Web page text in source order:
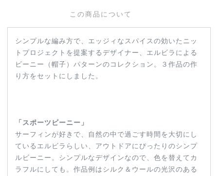
この商品について
シンプルな編み方で、エッジィなスパイスの効いたニッ
トプロジェクトを提案するデザイナー、エルビラによる
ビーニー（帽子）パターンのコレクション。３作品の作
り方をセットにしました。
「スポーツビーニー」
サーフィンが好きで、自然の中で過ごす時間を大切にし
ているエルビラらしい、アウトドアにぴったりのシンプ
ルビーニー。シンプルなデザインなので、色を替えてカ
ラフルにしても。作品例はシルク＆ウールの光沢のある